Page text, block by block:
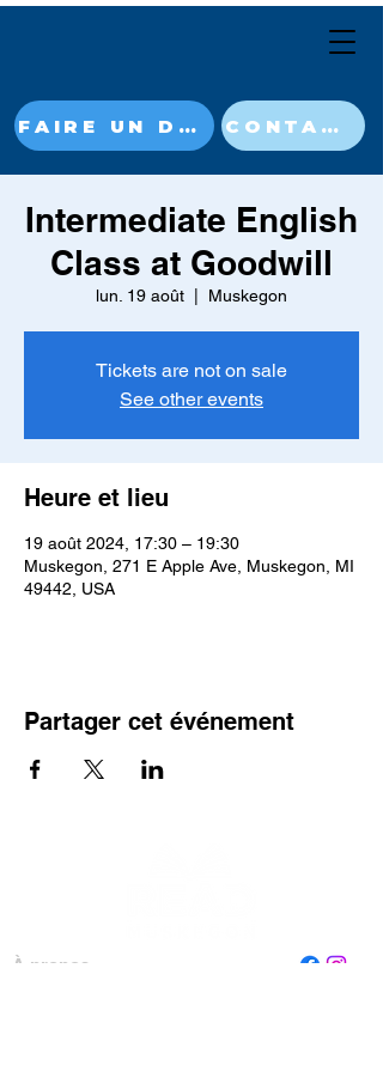
FAIRE UN DON MAINTENANT CONTACT
Intermediate English
Class at Goodwill
lun. 19 août Muskegon
Tickets are not on sale
See other events
Heure et lieu
19 août 2024, 17:30 – 19:30
Muskegon, 271 E Apple Ave, Muskegon, MI
49442, USA
Partager cet événement
À propos